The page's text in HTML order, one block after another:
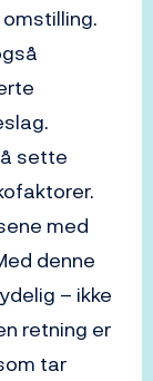
sette
med
denne
– ikke
retning er
tar